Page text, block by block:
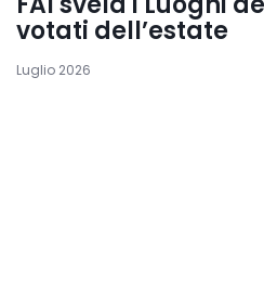
votati dell’estate
Luglio 2026